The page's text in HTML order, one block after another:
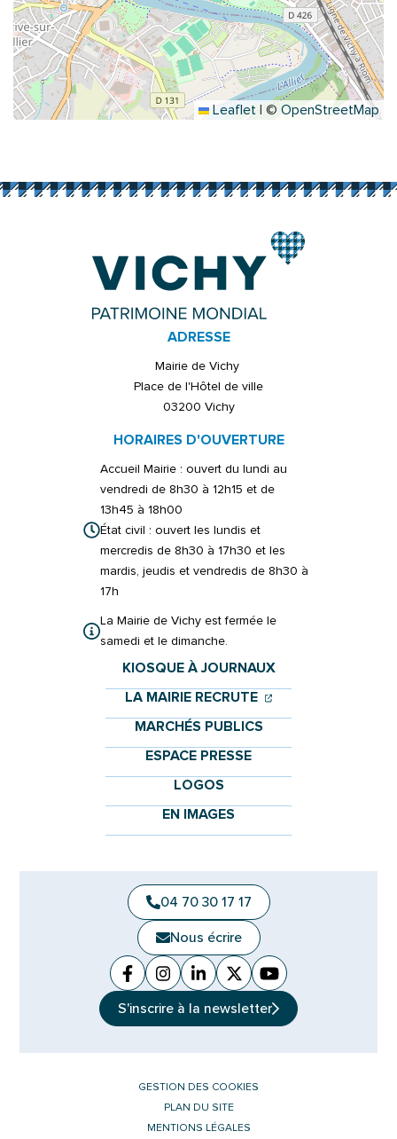
Leaflet |© OpenStreetMap
ADRESSE
Mairie de Vichy
Place de l'Hôtel de ville
03200 Vichy
HORAIRES D'OUVERTURE
Accueil Mairie : ouvert du lundi au
vendredi de 8h30 à 12h15 et de
13h45 à 18h00
État civil : ouvert les lundis et
mercredis de 8h30 à 17h30 et les
mardis, jeudis et vendredis de 8h30 à
17h
La Mairie de Vichy est fermée le
samedi et le dimanche.
KIOSQUE À JOURNAUX
LA MAIRIE RECRUTE (OUVERTURE
(OUVERTURE
MARCHÉS PUBLICS
ESPACE PRESSE
LOGOS
EN IMAGES
04 70 30 17 17
Nous écrire
Facebook
(ouverture dans un nouvel onglet)
Instagram
(ouverture dans un nouvel
Linkedin
(ouverture dans un nouvel
X (Twitter)
(ouverture dans un
YouTube
(ouverture dans
S'inscrire à la newsletter
GESTION DES COOKIES
PLAN DU SITE
MENTIONS LÉGALES